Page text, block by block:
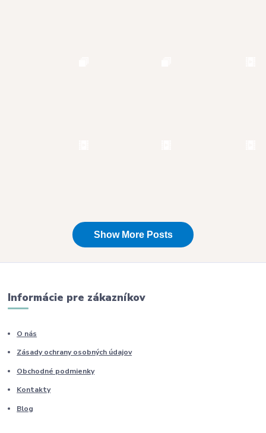
Informácie pre zákazníkov
O nás
Zásady ochrany osobných údajov
Obchodné podmienky
Kontakty
Blog